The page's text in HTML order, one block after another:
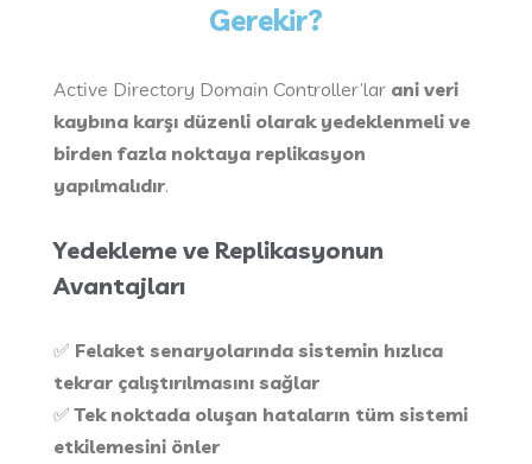
Gerekir?
Active Directory Domain Controller’lar ani veri
kaybına karşı düzenli olarak yedeklenmeli ve
birden fazla noktaya replikasyon
yapılmalıdır.
Yedekleme ve Replikasyonun
Avantajları
✅ Felaket senaryolarında sistemin hızlıca
tekrar çalıştırılmasını sağlar
✅Tek noktada oluşan hataların tüm sistemi
etkilemesini önler